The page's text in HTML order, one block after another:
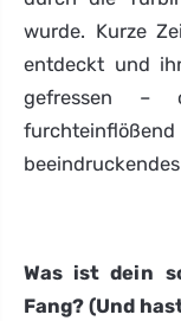
wurde. Kurze
entdeckt und
gefressen –
Was ist dein
Fang? (Und